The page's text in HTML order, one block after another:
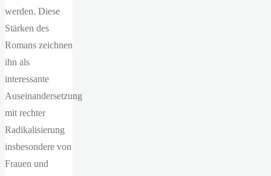
werden. Diese
Stärken des
Romans zeichnen
ihn als
interessante
Auseinandersetzung
mit rechter
Radikalisierung
insbesondere von
Frauen und